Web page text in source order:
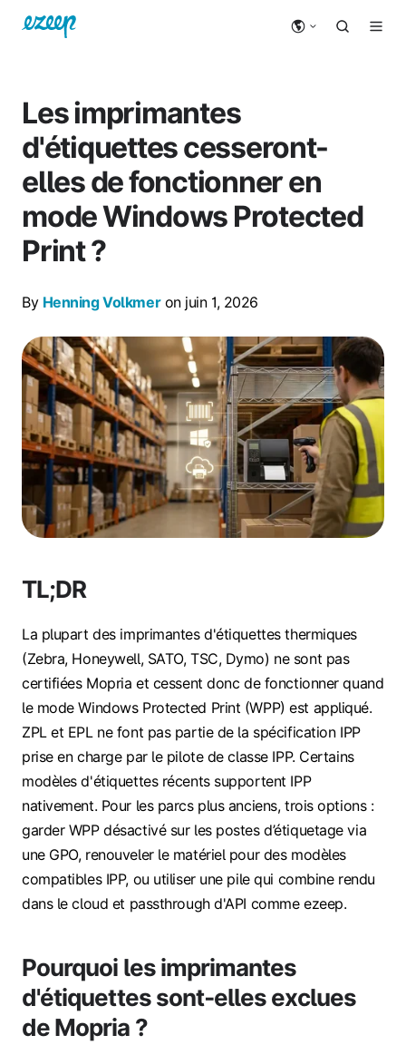
Les imprimantes
d'étiquettes cesseront-
elles de fonctionner en
mode Windows Protected
Print ?
By Henning Volkmeron juin 1, 2026
TL;DR
La plupart des imprimantes d'étiquettes thermiques
(Zebra, Honeywell, SATO, TSC, Dymo) ne sont pas
certifiées Mopria et cessent donc de fonctionner quand
le mode Windows Protected Print (WPP) est appliqué.
ZPL et EPL ne font pas partie de la spécification IPP
prise en charge par le pilote de classe IPP. Certains
modèles d'étiquettes récents supportent IPP
nativement. Pour les parcs plus anciens, trois options :
garder WPP désactivé sur les postes d’étiquetage via
une GPO, renouveler le matériel pour des modèles
compatibles IPP, ou utiliser une pile qui combine rendu
dans le cloud et passthrough d'API comme ezeep.
Pourquoi les imprimantes
d'étiquettes sont‑elles exclues
de Mopria ?